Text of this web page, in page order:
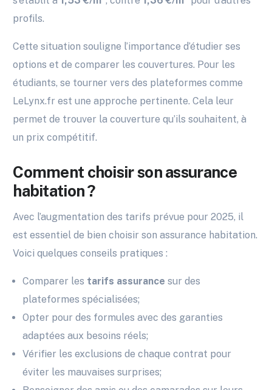
profils.
Cette situation souligne l’importance d’étudier ses
options et de comparer les couvertures. Pour les
étudiants, se tourner vers des plateformes comme
LeLynx.fr est une approche pertinente. Cela leur
permet de trouver la couverture qu’ils souhaitent, à
un prix compétitif.
Comment choisir son assurance
habitation ?
Avec l’augmentation des tarifs prévue pour 2025, il
est essentiel de bien choisir son assurance habitation.
Voici quelques conseils pratiques :
Comparer les tarifs assurance sur des
plateformes spécialisées;
Opter pour des formules avec des garanties
adaptées aux besoins réels;
Vérifier les exclusions de chaque contrat pour
éviter les mauvaises surprises;